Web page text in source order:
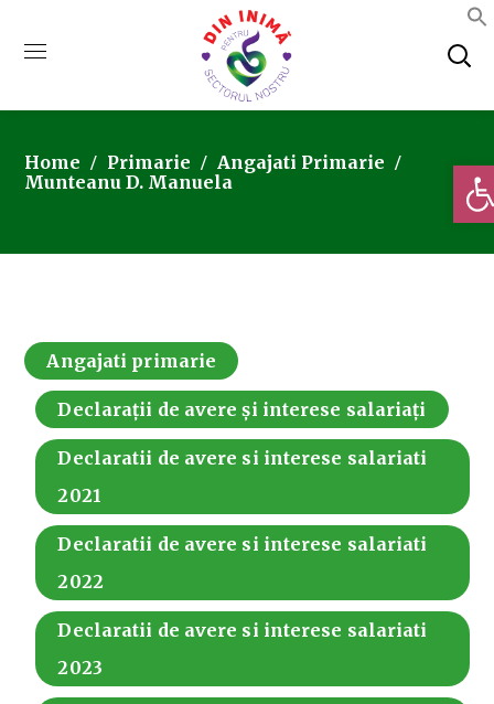
Home Primarie
Angajati Primarie
Munteanu D. Manuela
Angajati primarie
Declarații de avere și interese salariați
Declaratii de avere si interese salariati
2021
Declaratii de avere si interese salariati
2022
Declaratii de avere si interese salariati
2023